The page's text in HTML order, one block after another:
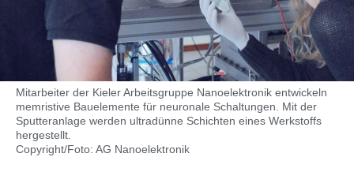
Mitarbeiter der Kieler Arbeitsgruppe Nanoelektronik entwickeln
memristive Bauelemente für neuronale Schaltungen. Mit der
Sputteranlage werden ultradünne Schichten eines Werkstoffs
hergestellt.
Copyright/Foto: AG Nanoelektronik